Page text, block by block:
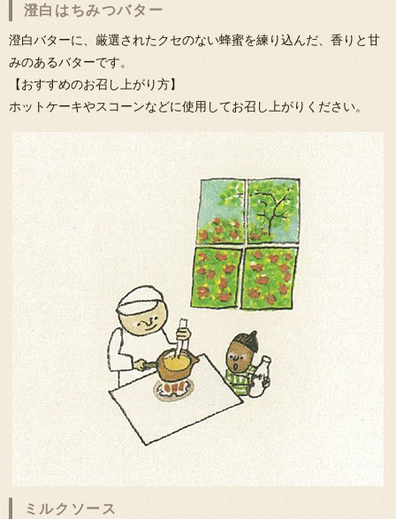
澄白はちみつバター
澄白バターに、厳選されたクセのない蜂蜜を練り込んだ、香りと甘
みのあるバターです。
【おすすめのお召し上がり方】
ホットケーキやスコーンなどに使用してお召し上がりください。
ミルクソース